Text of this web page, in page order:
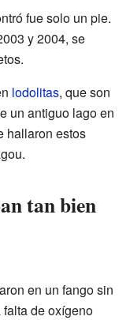
fue solo un pie.
y 2004, se
lodolitas, que son
un antiguo lago en
hallaron estos
tan bien
en un fango sin
de oxígeno